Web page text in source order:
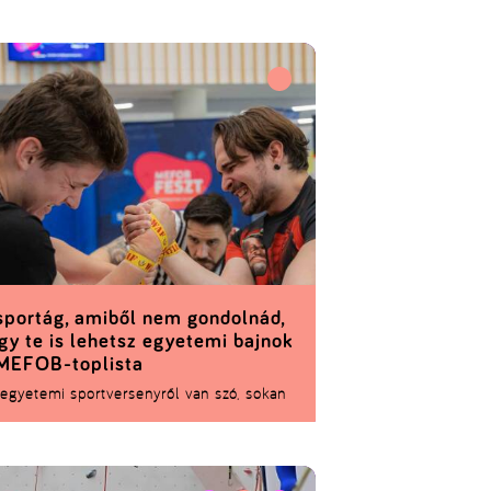
sportversenyről van szó, sokan
több mint negyven (!)
amiből nem gondolnád,
te is lehetsz egyetemi bajnok
toplista